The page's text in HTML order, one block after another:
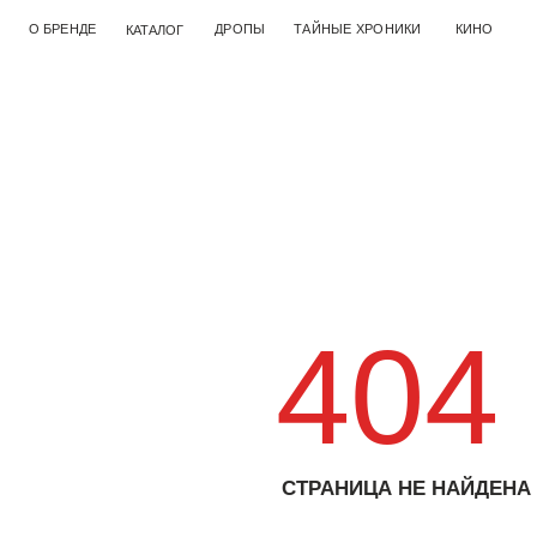
КАТАЛОГ
О БРЕНДЕ КИНО
ТАЙНЫЕ ХРОНИКИ
ДРОПЫ
404
СТРАНИЦА НЕ НАЙДЕНА